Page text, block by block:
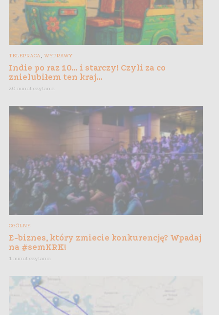
TELEPRACA, WYPRAWY
Indie po raz 10… i starczy! Czyli za co
znielubiłem ten kraj…
20 minut czytania
OGÓLNE
E-biznes, który zmiecie konkurencję? Wpadaj
na #semKRK!
1 minut czytania